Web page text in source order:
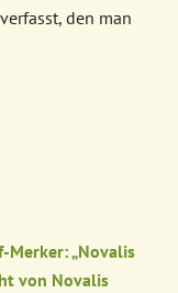
den man
Merker: „Novalis
von Novalis